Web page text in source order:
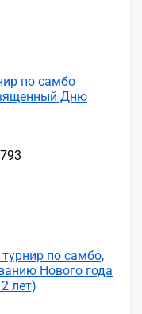
по самбо
Дню
по самбо,
Нового года
лет)